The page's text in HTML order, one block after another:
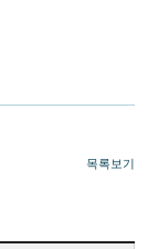
목록보기